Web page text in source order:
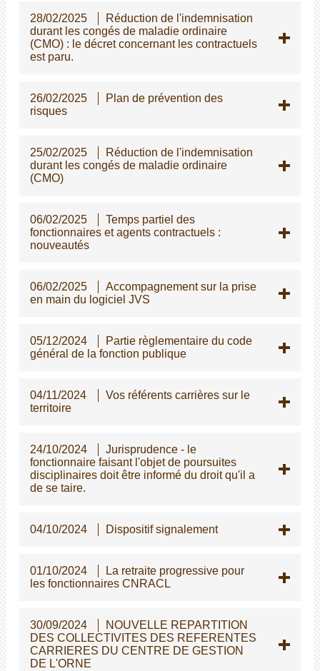
28/02/2025
Réduction de l'indemnisation
durant les congés de maladie ordinaire
(CMO) : le décret concernant les contractuels
est paru.
26/02/2025
Plan de prévention des
risques
25/02/2025
Réduction de l'indemnisation
durant les congés de maladie ordinaire
(CMO)
06/02/2025
Temps partiel des
fonctionnaires et agents contractuels :
nouveautés
06/02/2025
Accompagnement sur la prise
en main du logiciel JVS
05/12/2024
Partie règlementaire du code
général de la fonction publique
04/11/2024
Vos référents carrières sur le
territoire
24/10/2024
Jurisprudence - le
fonctionnaire faisant l'objet de poursuites
disciplinaires doit être informé du droit qu'il a
de se taire.
04/10/2024 Dispositif signalement
01/10/2024
La retraite progressive pour
les fonctionnaires CNRACL
30/09/2024
NOUVELLE REPARTITION
DES COLLECTIVITES DES REFERENTES
CARRIERES DU CENTRE DE GESTION
DE L'ORNE